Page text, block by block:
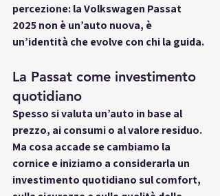
percezione: la Volkswagen Passat
2025 non è un’auto nuova, è
un’identità che evolve con chi la guida.
La Passat come investimento
quotidiano
Spesso si valuta un’auto in base al
prezzo, ai consumi o al valore residuo.
Ma cosa accade se cambiamo la
cornice e iniziamo a considerarla un
investimento quotidiano sul comfort,